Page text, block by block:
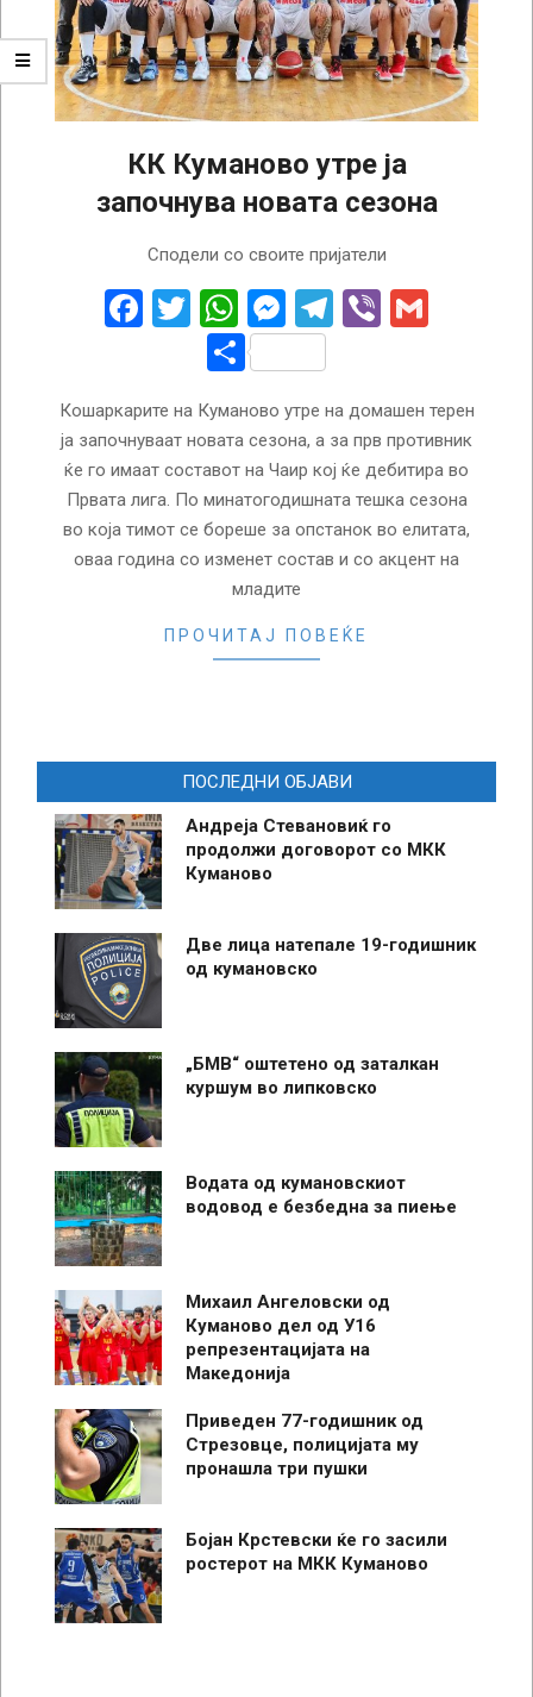
КК Куманово утре ја
започнува новата сезона
Сподели со своите пријатели
Facebook
Twitter
WhatsApp
Messenger
Telegram
Viber
Share
Кошаркарите на Куманово утре на домашен терен
ја започнуваат новата сезона, а за прв противник
ќе го имаат составот на Чаир кој ќе дебитира во
Првата лига. По минатогодишната тешка сезона
во која тимот се бореше за опстанок во елитата,
оваа година со изменет состав и со акцент на
младите
ПРОЧИТАЈ ПОВЕЌЕ
ПОСЛЕДНИ ОБЈАВИ
Андреја Стевановиќ го
продолжи договорот со МКК
Куманово
Две лица натепале 19-годишник
од кумановско
„БМВ“ оштетено од заталкан
куршум во липковско
Водата од кумановскиот
водовод е безбедна за пиење
Михаил Ангеловски од
Куманово дел од У16
репрезентацијата на
Македонија
Приведен 77-годишник од
Стрезовце, полицијата му
пронашла три пушки
Бојан Крстевски ќе го засили
ростерот на МКК Куманово